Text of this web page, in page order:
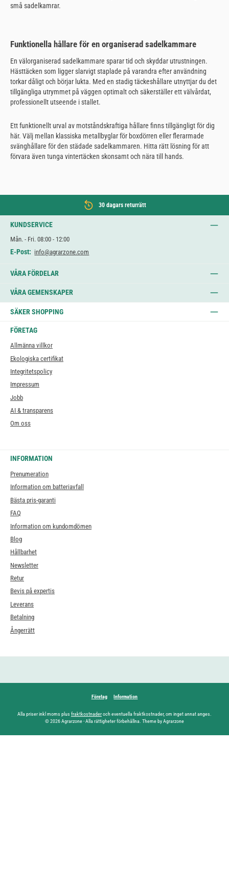
små sadelkamrar.
Funktionella hållare för en organiserad sadelkammare
En välorganiserad sadelkammare sparar tid och skyddar utrustningen.
Hästtäcken som ligger slarvigt staplade på varandra efter användning
torkar dåligt och börjar lukta. Med en stadig täckeshållare utnyttjar du det
tillgängliga utrymmet på väggen optimalt och säkerställer ett välvårdat,
professionellt utseende i stallet.
Ett funktionellt urval av motståndskraftiga hållare finns tillgängligt för dig
här. Välj mellan klassiska metallbyglar för boxdörren eller flerarmade
svänghållare för den städade sadelkammaren. Hitta rätt lösning för att
förvara även tunga vintertäcken skonsamt och nära till hands.
30 dagars returrätt
KUNDSERVICE
Mån. - Fri. 08:00 - 12:00
E-Post: info@agrarzone.com
VÅRA FÖRDELAR
VÅRA GEMENSKAPER
SÄKER SHOPPING
FÖRETAG
Allmänna villkor
Ekologiska certifikat
Integritetspolicy
Impressum
Jobb
AI & transparens
Om oss
INFORMATION
Prenumeration
Information om batteriavfall
Bästa pris-garanti
FAQ
Information om kundomdömen
Blog
Hållbarhet
Newsletter
Retur
Bevis på expertis
Leverans
Betalning
Ångerrätt
Företag Information
Alla priser inkl moms plus fraktkostnaderoch eventuella fraktkostnader, om inget annat anges.
© 2026 Agrarzone - Alla rättigheter förbehållna. Theme by Agrarzone